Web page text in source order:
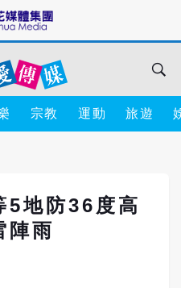
宗教 運動 旅遊
5地防36度高
雨